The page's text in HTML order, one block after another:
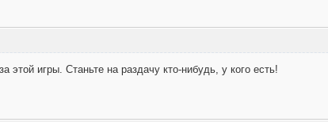
этой игры. Станьте на раздачу кто-нибудь, у кого есть!